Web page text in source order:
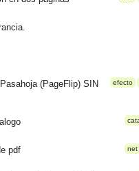
efecto
(PageFlip) SIN
net
pdf